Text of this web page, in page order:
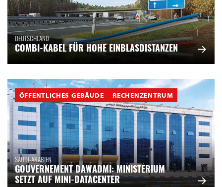
DEUTSCHLAND
COMBI-KABEL FÜR HOHE EINBLASDISTANZEN
ÖFFENTLICHES GEBÄUDE RECHENZENTRUM
SAUDI-ARABIEN
GOUVERNEMENT DAWADMI: MINISTERIUM
SETZT AUF MINI-DATACENTER